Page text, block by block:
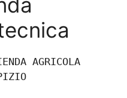
AGRICOLA